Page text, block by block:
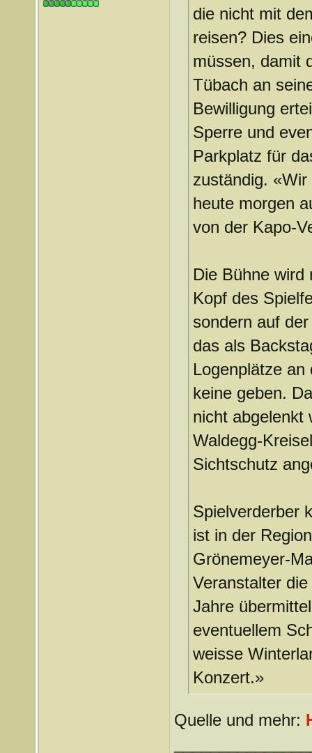
die nicht mit
reisen? Dies
müssen, damit
Tübach an
Bewilligung
Sperre und
Parkplatz für
zuständig.
heute morgen
von der Kapo-
Die Bühne wird
Kopf des
sondern auf
das als
Logenplätze
keine geben.
nicht abgelenkt
Waldegg-
Sichtschutz
Spielverderber
ist in der
Grönemeyer-
Veranstalter
Jahre
eventuellem
weisse
Konzert.»
Quelle und mehr: